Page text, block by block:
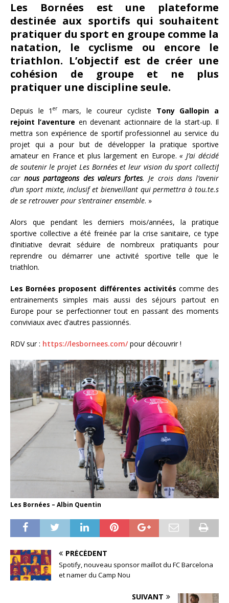
Les Bornées est une plateforme
destinée aux sportifs qui souhaitent
pratiquer du sport en groupe comme la
natation, le cyclisme ou encore le
triathlon. L’objectif est de créer une
cohésion de groupe et ne plus
pratiquer une discipline seule.
Depuis le 1ermars, le coureur cycliste Tony Gallopin a
rejoint l’aventure en devenant actionnaire de la start-up. Il
mettra son expérience de sportif professionnel au service du
projet qui a pour but de développer la pratique sportive
amateur en France et plus largement en Europe.« J’ai décidé
de soutenir le projet Les Bornées et leur vision du sport collectif
carnous partageons des valeurs fortes. Je crois dans l’avenir
d’un sport mixte, inclusif et bienveillant qui permettra à tou.te.s
de se retrouver pour s’entrainer ensemble. »
Alors que pendant les derniers mois/années, la pratique
sportive collective a été freinée par la crise sanitaire, ce type
d’initiative devrait séduire de nombreux pratiquants pour
reprendre ou démarrer une activité sportive telle que le
triathlon.
Les Bornées proposent différentes activités comme des
entrainements simples mais aussi des séjours partout en
Europe pour se perfectionner tout en passant des moments
conviviaux avec d’autres passionnés.
RDV sur : https://lesbornees.com/pour découvrir !
Les Bornées – Albin Quentin
PRÉCÉDENT
Spotify, nouveau sponsor maillot du FC Barcelona
et namer du Camp Nou
SUIVANT